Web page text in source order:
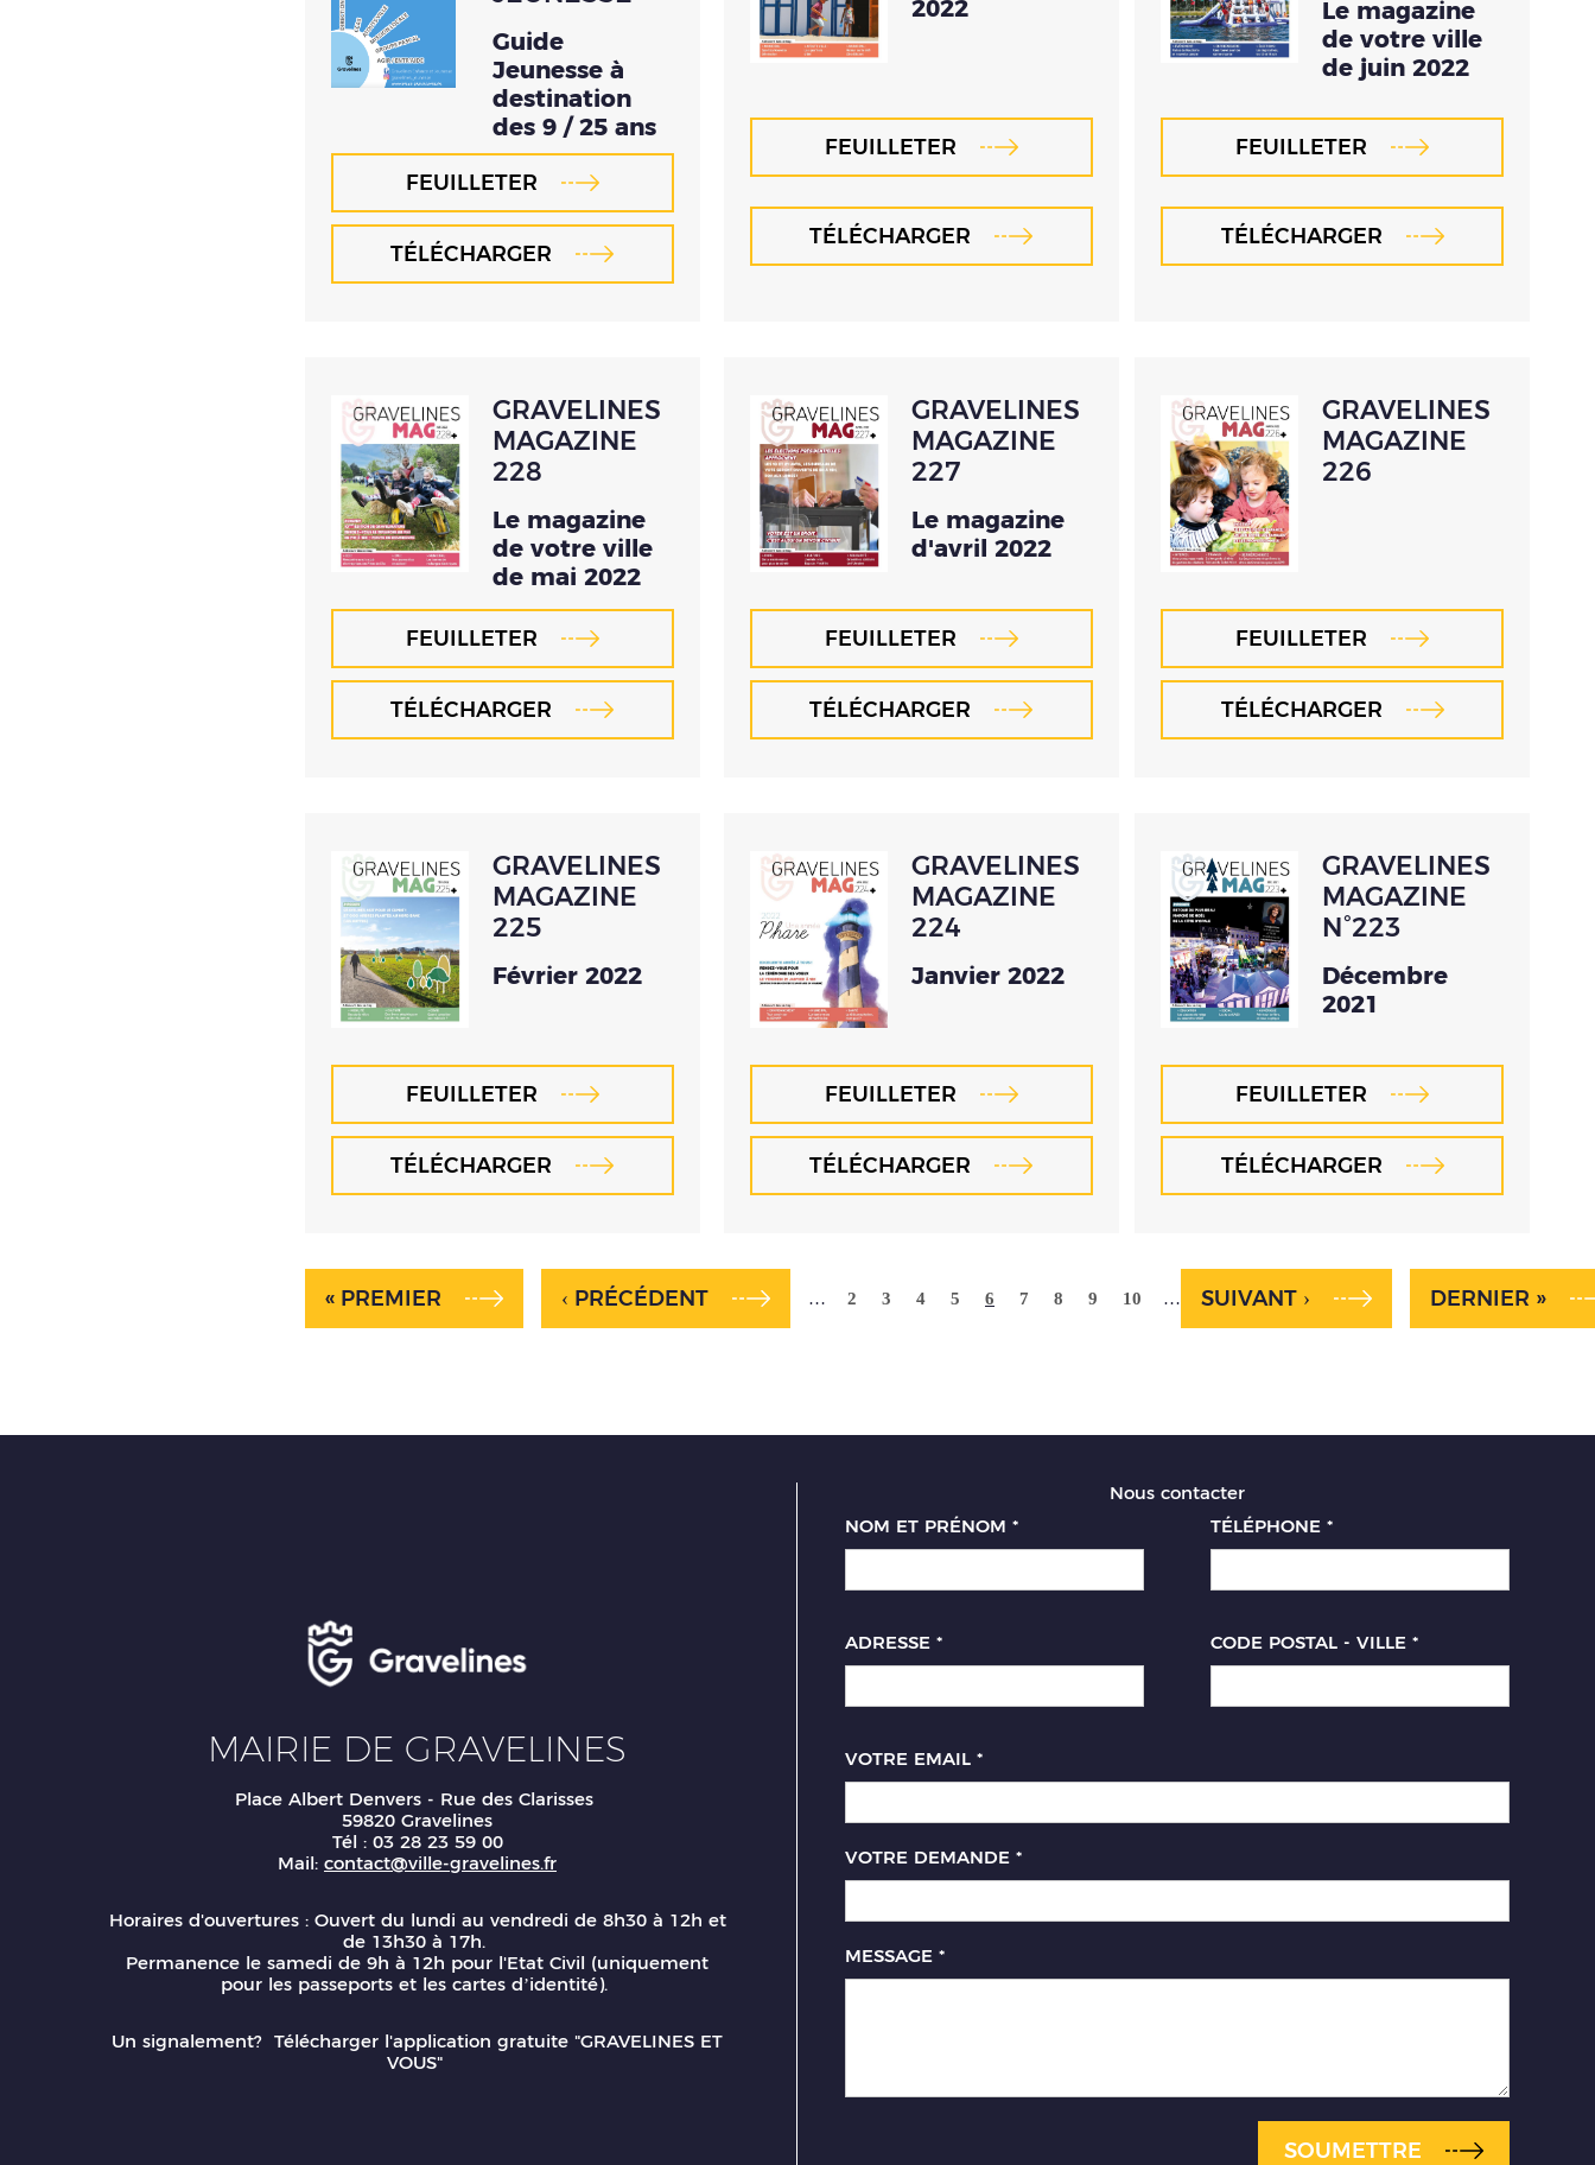
Guide
Jeunesse à
destination
des 9 / 25 ans
FEUILLETER
TÉLÉCHARGER
2022
FEUILLETER
TÉLÉCHARGER
Le magazine
de votre ville
de juin 2022
FEUILLETER
TÉLÉCHARGER
GRAVELINES
MAGAZINE
228
Le magazine
de votre ville
de mai 2022
FEUILLETER
TÉLÉCHARGER
GRAVELINES
MAGAZINE
227
Le magazine
d'avril 2022
FEUILLETER
TÉLÉCHARGER
GRAVELINES
MAGAZINE
226
FEUILLETER
TÉLÉCHARGER
GRAVELINES
MAGAZINE
225
Février 2022
FEUILLETER
TÉLÉCHARGER
GRAVELINES
MAGAZINE
224
Janvier 2022
FEUILLETER
TÉLÉCHARGER
GRAVELINES
MAGAZINE
N°223
Décembre
2021
FEUILLETER
TÉLÉCHARGER
« PREMIER ‹ PRÉCÉDENT … 2 3 4 5 6 7 8 9 10 … SUIVANT › DERNIER »
MAIRIE DE GRAVELINES
Place Albert Denvers - Rue des Clarisses
59820 Gravelines
Tél : 03 28 23 59 00
Mail: contact@ville-gravelines.fr
Horaires d'ouvertures : Ouvert du lundi au vendredi de 8h30 à 12h et
de 13h30 à 17h.
Permanence le samedi de 9h à 12h pour l'Etat Civil (uniquement
pour les passeports et les cartes d’identité).
Un signalement? Télécharger l'application gratuite "GRAVELINES ET
VOUS"
Nous contacter
NOM ET PRÉNOM * TÉLÉPHONE *
ADRESSE * CODE POSTAL - VILLE *
VOTRE EMAIL *
VOTRE DEMANDE *
MESSAGE *
SOUMETTRE